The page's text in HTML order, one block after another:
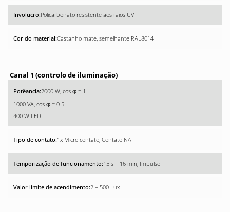
Policarbonato resistente aos raios UV
Castanho mate, semelhante RAL8014
Canal 1 (controlo de iluminação)
2000 W, cos φ = 1
1000 VA, cos φ = 0.5
400 W LED
1x Micro contato, Contato NA
15 s – 16 min, Impulso
2 – 500 Lux